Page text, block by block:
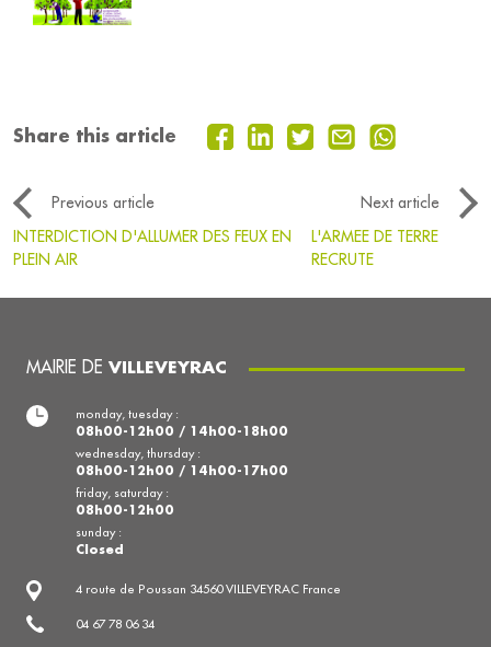
Share this article
Previous article
Next article
INTERDICTION D'ALLUMER DES FEUX EN
PLEIN AIR
L'ARMEE DE TERRE
RECRUTE
MAIRIE DE VILLEVEYRAC
4 route de Poussan 34560 VILLEVEYRAC France
04 67 78 06 34
monday, tuesday :
08h00-12h00 / 14h00-18h00
wednesday, thursday :
08h00-12h00 / 14h00-17h00
friday, saturday :
08h00-12h00
sunday :
Closed